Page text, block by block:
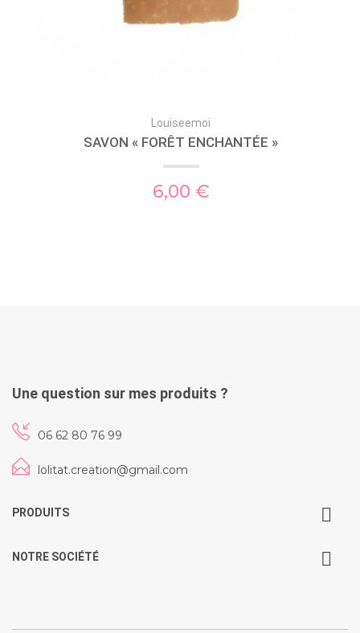
Louiseemoi
SAVON « FORÊT ENCHANTÉE »
6,00 €
Une question sur mes produits ?
06 62 80 76 99
lolitat.creation@gmail.com
PRODUITS
NOTRE SOCIÉTÉ